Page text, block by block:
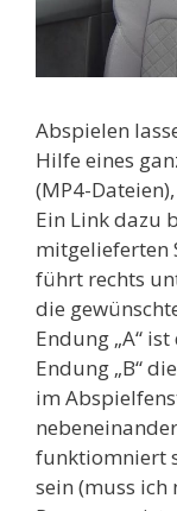
Abspielen
Hilfe eines
(MP4-
Ein Link dazu
mitgelieferten
führt rechts
die
Endung „A“
Endung „B“
im
funktiomniert
sein (muss ich